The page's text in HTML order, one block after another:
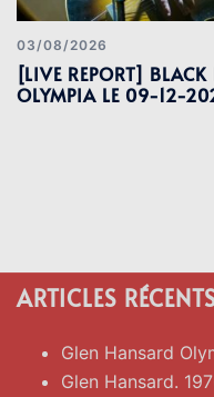
03/08/2026
[LIVE REPORT]
OLYMPIA LE 09-12-
ARTICLES
Glen Hansard
Glen Hansard.